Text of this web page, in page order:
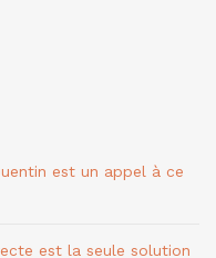
est un appel à ce
est la seule solution